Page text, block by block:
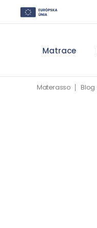
Matrace
Materasso Blog